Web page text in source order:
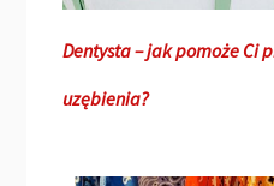
Dentysta – jak pomoże Ci
uzębienia?